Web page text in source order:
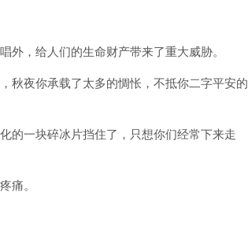
，给人们的生命财产带来了重大威胁。
秋夜你承载了太多的惆怅，不抵你二字平安的
的一块碎冰片挡住了，只想你们经常下来走
痛。